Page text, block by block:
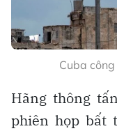
Cuba
Hãng thông
phiên họp bất